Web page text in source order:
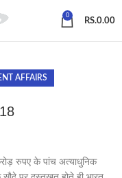
0
RS.0.00
AFFAIRS
रुपए के पांच अत्याधुनिक